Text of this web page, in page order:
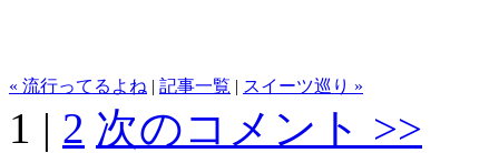
« 流行ってるよね | 記事一覧 | スイーツ巡り »
1 | 2 次のコメント >>